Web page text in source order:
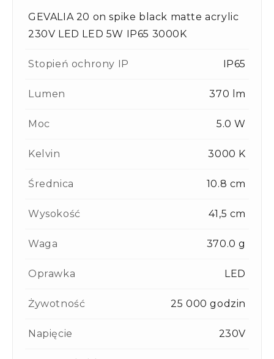
GEVALIA 20 on spike black matte acrylic
230V LED LED 5W IP65 3000K
Stopień ochrony IP IP65
Lumen 370 lm
Moc 5.0 W
Kelvin 3000 K
Średnica 10.8 cm
Wysokość 41,5 cm
Waga 370.0 g
Oprawka LED
Żywotność 25 000 godzin
Napięcie 230V